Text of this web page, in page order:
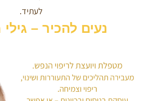
לעתיד.
נעים להכיר – גילי